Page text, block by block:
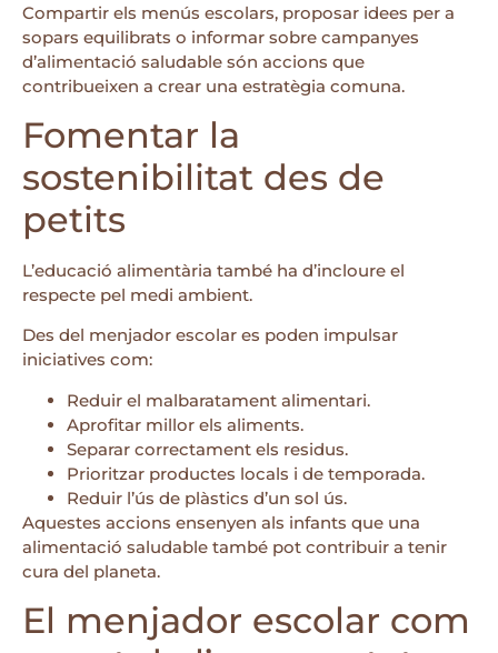
Compartir els menús escolars, proposar idees per a
sopars equilibrats o informar sobre campanyes
d’alimentació saludable són accions que
contribueixen a crear una estratègia comuna.
Fomentar la
sostenibilitat des de
petits
L’educació alimentària també ha d’incloure el
respecte pel medi ambient.
Des del menjador escolar es poden impulsar
iniciatives com:
Reduir el malbaratament alimentari.
Aprofitar millor els aliments.
Separar correctament els residus.
Prioritzar productes locals i de temporada.
Reduir l’ús de plàstics d’un sol ús.
Aquestes accions ensenyen als infants que una
alimentació saludable també pot contribuir a tenir
cura del planeta.
El menjador escolar com